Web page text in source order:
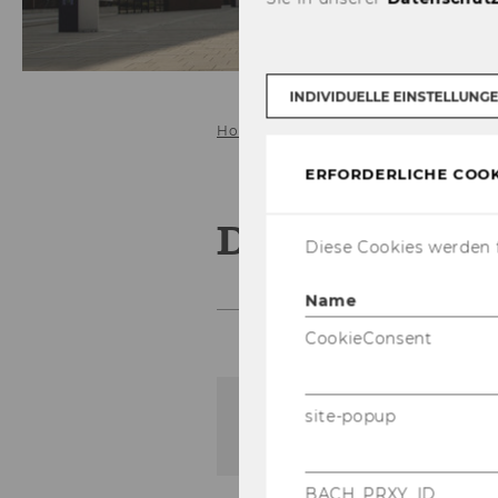
Home
Daniil
Der Inhalt dieser Seite
INDIVIDUELLE
ERFORDERLICHE
Diese Cookies
Name
CookieConsent
site-popup